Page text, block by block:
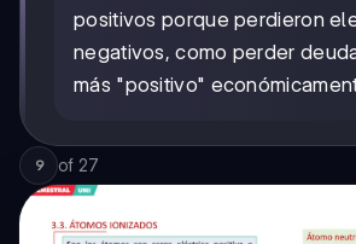
positivos porque perdieron
negativos, como perder
más "positivo"
9 of 27